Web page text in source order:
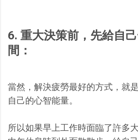
6. 重大決策前，先給自
間：
當然，解決疲勞最好的方式，就
自己的心智能量。
所以如果早上工作時面臨了許多